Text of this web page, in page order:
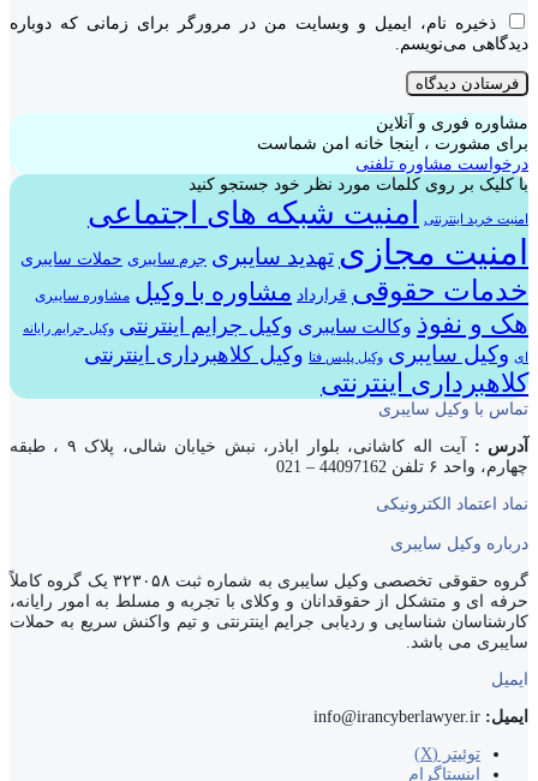
ذخیره نام، ایمیل و وبسایت من در مرورگر برای زمانی که دوباره
دیدگاهی می‌نویسم.
مشاوره فوری و آنلاین
برای مشورت ، اینجا خانه امن شماست
درخواست مشاوره تلفنی
با کلیک بر روی کلمات مورد نظر خود جستجو کنید
امنیت خرید اینترنتی امنیت شبکه های اجتماعی
امنیت مجازی تهدید سایبری جرم سایبری حملات سایبری
خدمات حقوقی قرارداد مشاوره با وکیل مشاوره سایبری
هک و نفوذ وکالت سایبری وکیل جرایم اینترنتی وکیل جرایم رایانه
ای وکیل سایبری وکیل پلیس فتا وکیل کلاهبرداری اینترنتی
کلاهبرداری اینترنتی
تماس با وکیل سایبری
آدرس :
آیت اله کاشانی، بلوار اباذر، نبش خیابان شالی، پلاک ۹ ، طبقه
چهارم، واحد ۶ تلفن 44097162 – 021
نماد اعتماد الکترونیکی
درباره وکیل سایبری
گروه حقوقی تخصصی وکیل سایبری به شماره ثبت ۳۲۳۰۵۸ یک گروه کاملاً
حرفه ای و متشکل از حقوقدانان و وکلای با تجربه و مسلط به امور رایانه،
کارشناسان شناسایی و ردیابی جرایم اینترنتی و تیم واکنش سریع به حملات
سایبری می باشد.
ایمیل
ایمیل: info@irancyberlawyer.ir
توئیتر (X)
اینستاگرام